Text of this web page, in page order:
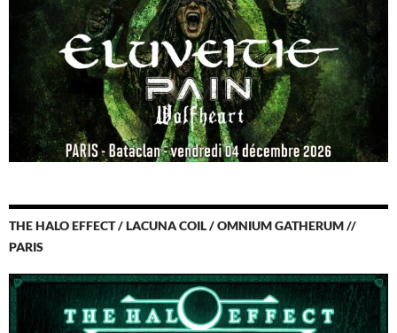
THE HALO EFFECT / LACUNA COIL / OMNIUM GATHERUM //
PARIS